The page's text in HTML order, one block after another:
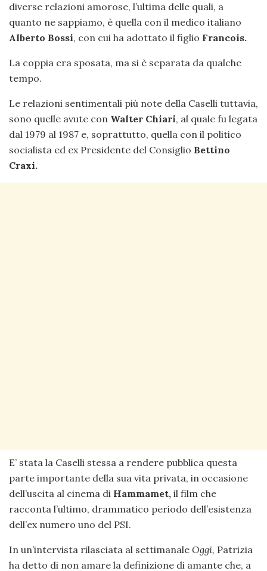
diverse relazioni amorose, l’ultima delle quali, a
quanto ne sappiamo, è quella con il medico italiano
Alberto Bossi, con cui ha adottato il figlio Francois.
La coppia era sposata, ma si è separata da qualche
tempo.
Le relazioni sentimentali più note della Caselli tuttavia,
sono quelle avute con Walter Chiari, al quale fu legata
dal 1979 al 1987 e, soprattutto, quella con il politico
socialista ed ex Presidente del Consiglio Bettino
Craxi.
E’ stata la Caselli stessa a rendere pubblica questa
parte importante della sua vita privata, in occasione
dell’uscita al cinema di Hammamet, il film che
racconta l’ultimo, drammatico periodo dell’esistenza
dell’ex numero uno del PSI.
In un’intervista rilasciata al settimanale Oggi, Patrizia
ha detto di non amare la definizione di amante che, a